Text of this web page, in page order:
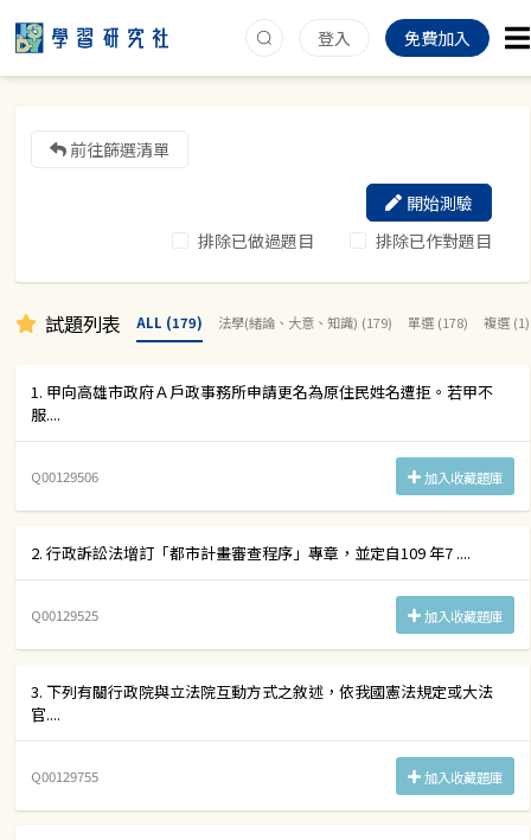
登入 免費加入
前往篩選清單
排除已做過題目 排除已作對題目
開始測驗
試題列表 ALL (179) 法學(緒論、大意、知識) (179) 單選 (178) 複選 (1)
1. 甲向高雄市政府Ａ戶政事務所申請更名為原住民姓名遭拒。若甲不
服....
Q00129506 加入收藏題庫
2. 行政訴訟法增訂「都市計畫審查程序」專章，並定自109 年7 ....
Q00129525 加入收藏題庫
3. 下列有關行政院與立法院互動方式之敘述，依我國憲法規定或大法
官....
Q00129755 加入收藏題庫